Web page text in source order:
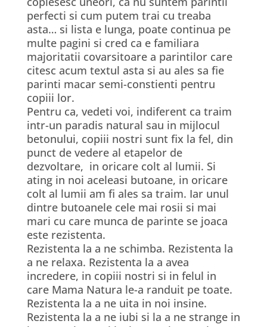
perfecti si cum putem trai cu treaba
asta… si lista e lunga, poate continua pe
multe pagini si cred ca e familiara
majoritatii covarsitoare a parintilor care
citesc acum textul asta si au ales sa fie
parinti macar semi-constienti pentru
copiii lor.
Pentru ca, vedeti voi, indiferent ca traim
intr-un paradis natural sau in mijlocul
betonului, copiii nostri sunt fix la fel, din
punct de vedere al etapelor de
dezvoltare, in oricare colt al lumii. Si
ating in noi aceleasi butoane, in oricare
colt al lumii am fi ales sa traim. Iar unul
dintre butoanele cele mai rosii si mai
mari cu care munca de parinte se joaca
este rezistenta.
Rezistenta la a ne schimba. Rezistenta la
a ne relaxa. Rezistenta la a avea
incredere, in copiii nostri si in felul in
care Mama Natura le-a randuit pe toate.
Rezistenta la a ne uita in noi insine.
Rezistenta la a ne iubi si la a ne strange in